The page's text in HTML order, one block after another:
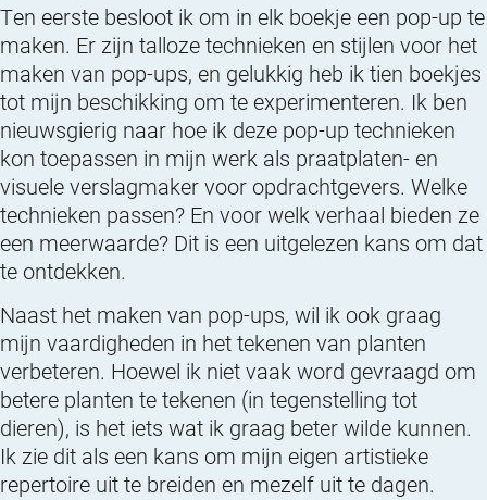
Ten eerste besloot ik om in elk boekje een pop-up te
maken. Er zijn talloze technieken en stijlen voor het
maken van pop-ups, en gelukkig heb ik tien boekjes
tot mijn beschikking om te experimenteren. Ik ben
nieuwsgierig naar hoe ik deze pop-up technieken
kon toepassen in mijn werk als praatplaten- en
visuele verslagmaker voor opdrachtgevers. Welke
technieken passen? En voor welk verhaal bieden ze
een meerwaarde? Dit is een uitgelezen kans om dat
te ontdekken.
Naast het maken van pop-ups, wil ik ook graag
mijn vaardigheden in het tekenen van planten
verbeteren. Hoewel ik niet vaak word gevraagd om
betere planten te tekenen (in tegenstelling tot
dieren), is het iets wat ik graag beter wilde kunnen.
Ik zie dit als een kans om mijn eigen artistieke
repertoire uit te breiden en mezelf uit te dagen.